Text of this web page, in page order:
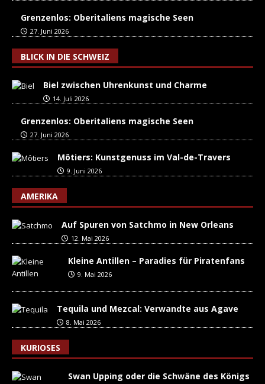
Grenzenlos: Oberitaliens magische Seen
27. Juni 2026
BLICK IN DIE SCHWEIZ
Biel zwischen Uhrenkunst und Charme
14. Juli 2026
Grenzenlos: Oberitaliens magische Seen
27. Juni 2026
Môtiers: Kunstgenuss im Val-de-Travers
9. Juni 2026
AMERIKA
Auf Spuren von Satchmo in New Orleans
12. Mai 2026
Kleine Antillen – Paradies für Piratenfans
9. Mai 2026
Tequila und Mezcal: Verwandte aus Agave
8. Mai 2026
KURIOSES
Swan Upping oder die Schwäne des Königs